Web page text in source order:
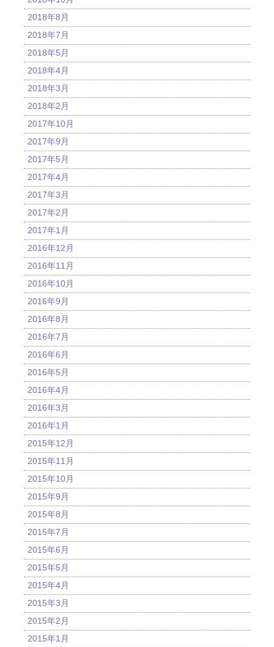
2018年8月
2018年7月
2018年5月
2018年4月
2018年3月
2018年2月
2017年10月
2017年9月
2017年5月
2017年4月
2017年3月
2017年2月
2017年1月
2016年12月
2016年11月
2016年10月
2016年9月
2016年8月
2016年7月
2016年6月
2016年5月
2016年4月
2016年3月
2016年1月
2015年12月
2015年11月
2015年10月
2015年9月
2015年8月
2015年7月
2015年6月
2015年5月
2015年4月
2015年3月
2015年2月
2015年1月